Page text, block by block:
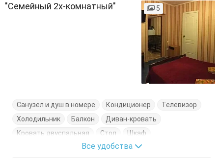
"Семейный 2х-комнатный" 5
Санузел и душ в номере Кондиционер
Телевизор
Холодильник
Балкон
Диван-кровать
Кровать двуспальная
Стол Шкаф
Все удобства